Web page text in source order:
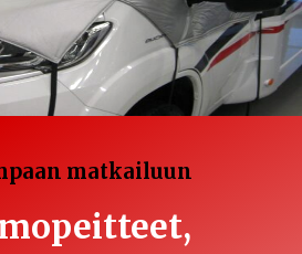
matkailuun